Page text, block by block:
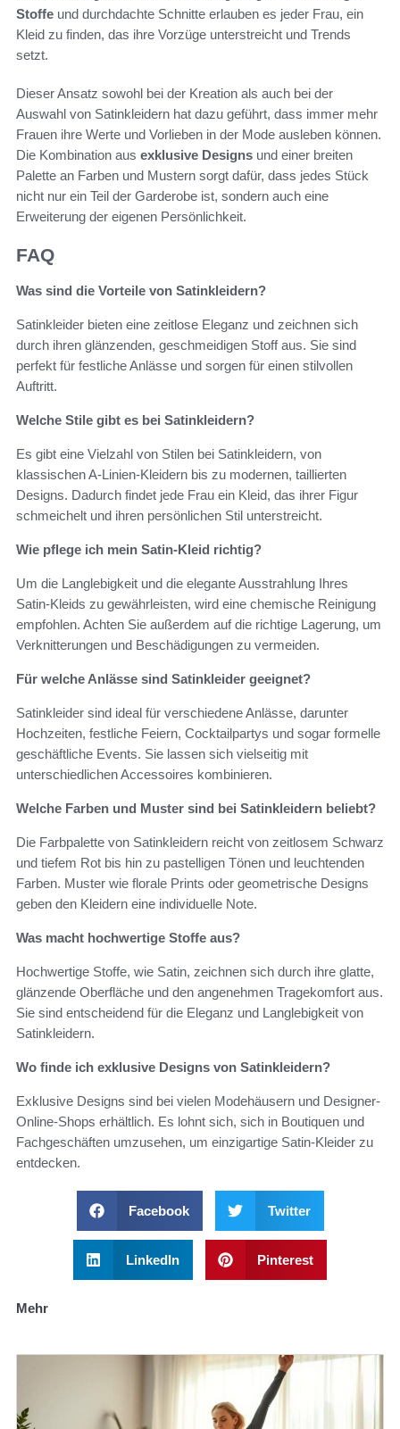
Stoffe und durchdachte Schnitte erlauben es jeder Frau, ein
Kleid zu finden, das ihre Vorzüge unterstreicht und Trends
setzt.
Dieser Ansatz sowohl bei der Kreation als auch bei der
Auswahl von Satinkleidern hat dazu geführt, dass immer mehr
Frauen ihre Werte und Vorlieben in der Mode ausleben können.
Die Kombination aus exklusive Designs und einer breiten
Palette an Farben und Mustern sorgt dafür, dass jedes Stück
nicht nur ein Teil der Garderobe ist, sondern auch eine
Erweiterung der eigenen Persönlichkeit.
FAQ
Was sind die Vorteile von Satinkleidern?
Satinkleider bieten eine zeitlose Eleganz und zeichnen sich
durch ihren glänzenden, geschmeidigen Stoff aus. Sie sind
perfekt für festliche Anlässe und sorgen für einen stilvollen
Auftritt.
Welche Stile gibt es bei Satinkleidern?
Es gibt eine Vielzahl von Stilen bei Satinkleidern, von
klassischen A-Linien-Kleidern bis zu modernen, taillierten
Designs. Dadurch findet jede Frau ein Kleid, das ihrer Figur
schmeichelt und ihren persönlichen Stil unterstreicht.
Wie pflege ich mein Satin-Kleid richtig?
Um die Langlebigkeit und die elegante Ausstrahlung Ihres
Satin-Kleids zu gewährleisten, wird eine chemische Reinigung
empfohlen. Achten Sie außerdem auf die richtige Lagerung, um
Verknitterungen und Beschädigungen zu vermeiden.
Für welche Anlässe sind Satinkleider geeignet?
Satinkleider sind ideal für verschiedene Anlässe, darunter
Hochzeiten, festliche Feiern, Cocktailpartys und sogar formelle
geschäftliche Events. Sie lassen sich vielseitig mit
unterschiedlichen Accessoires kombinieren.
Welche Farben und Muster sind bei Satinkleidern beliebt?
Die Farbpalette von Satinkleidern reicht von zeitlosem Schwarz
und tiefem Rot bis hin zu pastelligen Tönen und leuchtenden
Farben. Muster wie florale Prints oder geometrische Designs
geben den Kleidern eine individuelle Note.
Was macht hochwertige Stoffe aus?
Hochwertige Stoffe, wie Satin, zeichnen sich durch ihre glatte,
glänzende Oberfläche und den angenehmen Tragekomfort aus.
Sie sind entscheidend für die Eleganz und Langlebigkeit von
Satinkleidern.
Wo finde ich exklusive Designs von Satinkleidern?
Exklusive Designs sind bei vielen Modehäusern und Designer-
Online-Shops erhältlich. Es lohnt sich, sich in Boutiquen und
Fachgeschäften umzusehen, um einzigartige Satin-Kleider zu
entdecken.
Facebook Twitter
LinkedIn Pinterest
Mehr